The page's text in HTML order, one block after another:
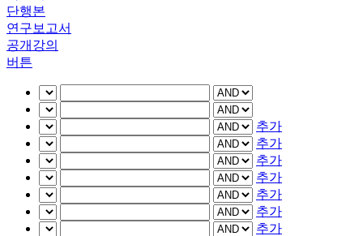
단행본
연구보고서
공개강의
버튼
추가
추가
추가
추가
추가
추가
추가